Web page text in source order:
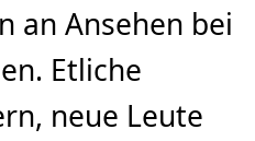
an Ansehen bei
Etliche
neue Leute